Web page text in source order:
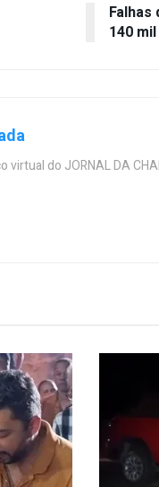
Falhas
140
virtual do JORNAL DA